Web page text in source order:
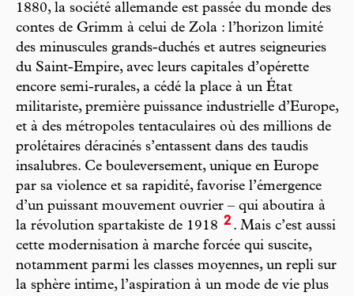
1880, la société allemande est passée du monde des
contes de Grimm à celui de Zola : l’horizon limité
des minuscules grands-duchés et autres seigneuries
du Saint-Empire, avec leurs capitales d’opérette
encore semi-rurales, a cédé la place à un État
militariste, première puissance industrielle d’Europe,
et à des métropoles tentaculaires où des millions de
prolétaires déracinés s’entassent dans des taudis
insalubres. Ce bouleversement, unique en Europe
par sa violence et sa rapidité, favorise l’émergence
d’un puissant mouvement ouvrier – qui aboutira à
la révolution spartakiste de 1918 2 . Mais c’est aussi
cette modernisation à marche forcée qui suscite,
notamment parmi les classes moyennes, un repli sur
la sphère intime, l’aspiration à un mode de vie plus